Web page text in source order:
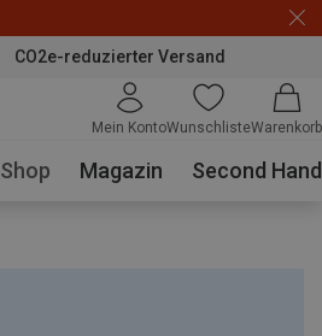
CO2e-reduzierter Versand
Mein KontoWunschlisteWarenkorb
Shop Magazin Second Hand